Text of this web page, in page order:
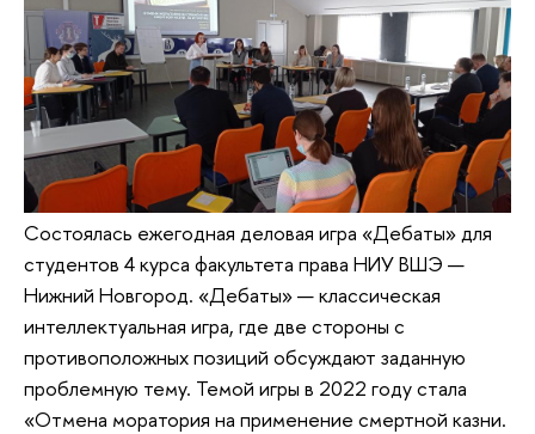
Состоялась ежегодная деловая игра «Дебаты» для
студентов 4 курса факультета права НИУ ВШЭ —
Нижний Новгород. «Дебаты» — классическая
интеллектуальная игра, где две стороны с
противоположных позиций обсуждают заданную
проблемную тему. Темой игры в 2022 году стала
«Отмена моратория на применение смертной казни.